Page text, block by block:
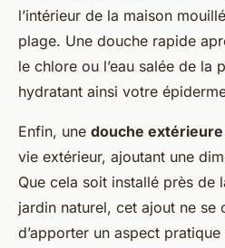
l’intérieur de la maison
plage. Une douche rapide
le chlore ou l’eau salée de la
hydratant ainsi votre
Enfin, une douche extérieure
vie extérieur, ajoutant une
Que cela soit installé près de
jardin naturel, cet ajout ne se
d’apporter un aspect